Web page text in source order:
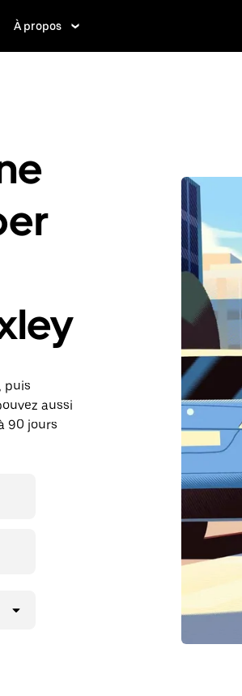
À propos
puis
aussi
90 jours